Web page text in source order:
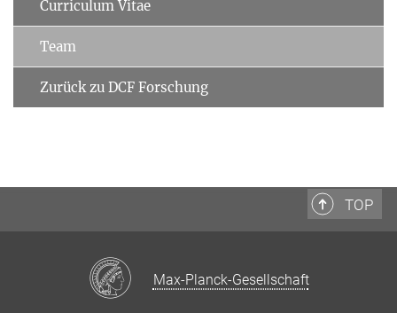
Curriculum Vitae
Team
Zurück zu DCF Forschung
TOP
Max-Planck-Gesellschaft